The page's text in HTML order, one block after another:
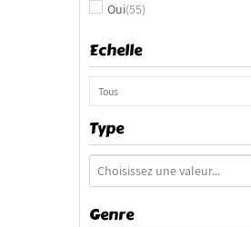
Oui(55)
Echelle
Tous
Type
Genre